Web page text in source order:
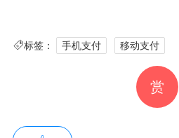
标签： 手机支付 移动支付
赏